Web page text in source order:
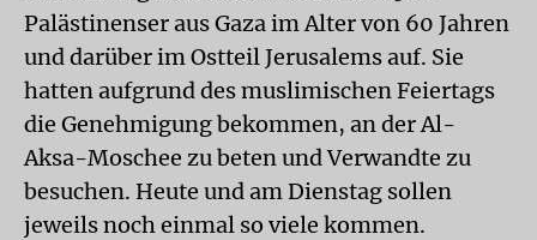
Palästinenser aus Gaza im Alter von 60 Jahren
und darüber im Ostteil Jerusalems auf. Sie
hatten aufgrund des muslimischen Feiertags
die Genehmigung bekommen, an der Al-
Aksa-Moschee zu beten und Verwandte zu
besuchen. Heute und am Dienstag sollen
jeweils noch einmal so viele kommen.